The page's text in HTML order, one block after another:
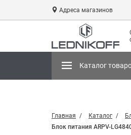
Адреса магазинов
Каталог
Главная Каталог
Блок питания ARPV-